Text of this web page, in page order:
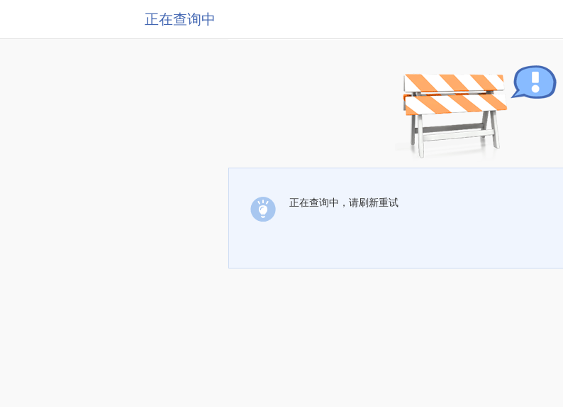
正在查询中
正在查询中，请刷新重试